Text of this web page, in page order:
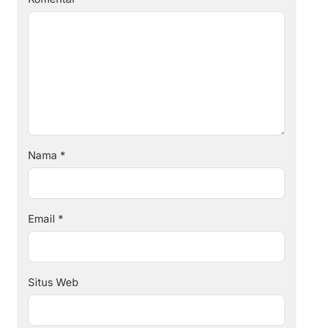
Nama *
Email *
Situs Web